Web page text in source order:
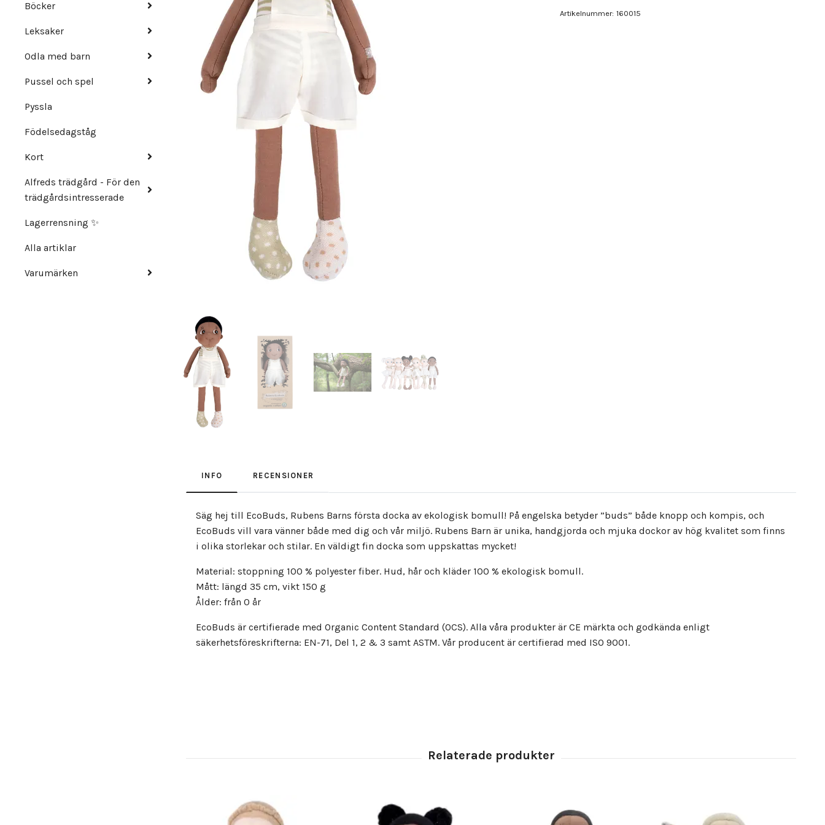
Böcker
Leksaker
Odla med barn
Pussel och spel
Pyssla
Födelsedagståg
Kort
Alfreds trädgård - För den
trädgårdsintresserade
Lagerrensning ✨
Alla artiklar
Varumärken
Artikelnummer: 160015
INFO RECENSIONER
Säg hej till EcoBuds, Rubens Barns första docka av ekologisk bomull! På engelska betyder ”buds” både knopp och kompis, och
EcoBuds vill vara vänner både med dig och vår miljö. Rubens Barn är unika, handgjorda och mjuka dockor av hög kvalitet som finns
i olika storlekar och stilar. En väldigt fin docka som uppskattas mycket!
Material: stoppning 100 % polyester fiber. Hud, hår och kläder 100 % ekologisk bomull.
Mått: längd 35 cm, vikt 150 g
Ålder: från 0 år
EcoBuds är certifierade med Organic Content Standard (OCS). Alla våra produkter är CE märkta och godkända enligt
säkerhetsföreskrifterna: EN-71, Del 1, 2 & 3 samt ASTM. Vår producent är certifierad med ISO 9001.